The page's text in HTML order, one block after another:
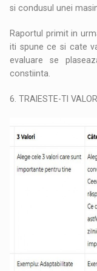
si condusul unei
Raportul primit in
iti spune ce si cate
evaluare se
constiinta.
6. TRAIESTE-TI